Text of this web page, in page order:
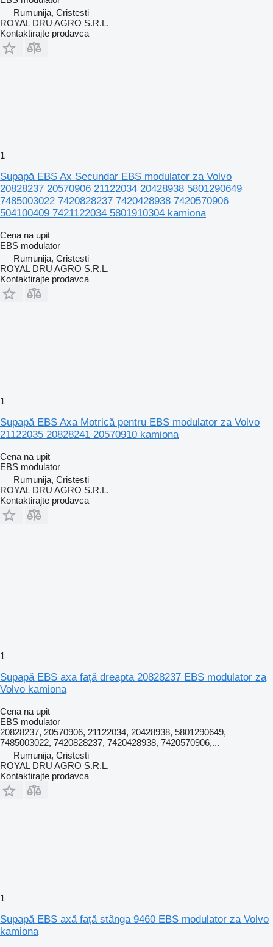
Rumunija, Cristesti
ROYAL DRU AGRO S.R.L.
Kontaktirajte prodavca
1
Supapă EBS Ax Secundar EBS modulator za Volvo
20828237 20570906 21122034 20428938 5801290649
7485003022 7420828237 7420428938 7420570906
504100409 7421122034 5801910304 kamiona
Cena na upit
EBS modulator
Rumunija, Cristesti
ROYAL DRU AGRO S.R.L.
Kontaktirajte prodavca
1
Supapă EBS Axa Motrică pentru EBS modulator za Volvo
21122035 20828241 20570910 kamiona
Cena na upit
EBS modulator
Rumunija, Cristesti
ROYAL DRU AGRO S.R.L.
Kontaktirajte prodavca
1
Supapă EBS axa față dreapta 20828237 EBS modulator za
Volvo kamiona
Cena na upit
EBS modulator
20828237, 20570906, 21122034, 20428938, 5801290649,
7485003022, 7420828237, 7420428938, 7420570906,...
Rumunija, Cristesti
ROYAL DRU AGRO S.R.L.
Kontaktirajte prodavca
1
Supapă EBS axă față stânga 9460 EBS modulator za Volvo
kamiona